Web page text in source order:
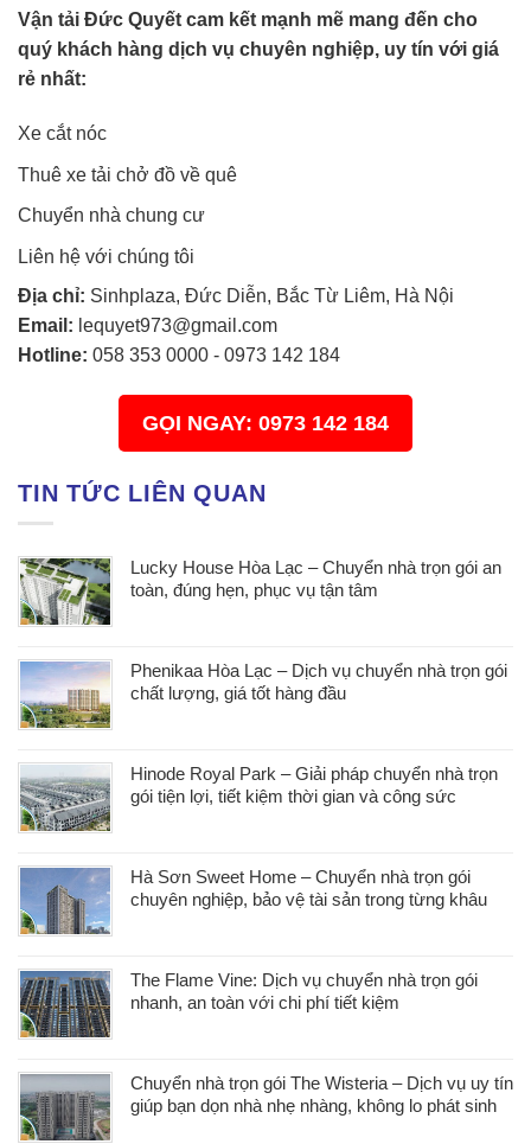
Vận tải Đức Quyết cam kết mạnh mẽ mang đến cho
quý khách hàng dịch vụ chuyên nghiệp, uy tín với giá
rẻ nhất:
Xe cắt nóc
Thuê xe tải chở đồ về quê
Chuyển nhà chung cư
Liên hệ với chúng tôi
Địa chỉ: Sinhplaza, Đức Diễn, Bắc Từ Liêm, Hà Nội
Email: lequyet973@gmail.com
Hotline: 058 353 0000 - 0973 142 184
GỌI NGAY: 0973 142 184
TIN TỨC LIÊN QUAN
Lucky House Hòa Lạc – Chuyển nhà trọn gói an
toàn, đúng hẹn, phục vụ tận tâm
Phenikaa Hòa Lạc – Dịch vụ chuyển nhà trọn gói
chất lượng, giá tốt hàng đầu
Hinode Royal Park – Giải pháp chuyển nhà trọn
gói tiện lợi, tiết kiệm thời gian và công sức
Hà Sơn Sweet Home – Chuyển nhà trọn gói
chuyên nghiệp, bảo vệ tài sản trong từng khâu
The Flame Vine: Dịch vụ chuyển nhà trọn gói
nhanh, an toàn với chi phí tiết kiệm
Chuyển nhà trọn gói The Wisteria – Dịch vụ uy tín
giúp bạn dọn nhà nhẹ nhàng, không lo phát sinh